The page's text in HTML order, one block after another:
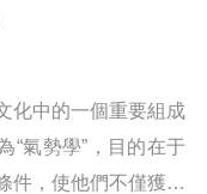
著共性。據此，幾乎
斷出另一個人的...
化中的一個重要組成
“氣勢學”，目的在于
件，使他們不僅獲得